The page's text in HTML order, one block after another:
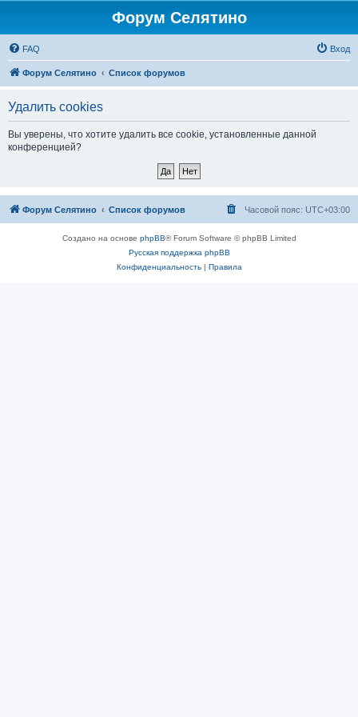
Форум Селятино
FAQ Вход
Форум Селятино Список форумов
Удалить cookies
Вы уверены, что хотите удалить все cookie, установленные данной
конференцией?
Форум Селятино Список форумов Часовой пояс: UTC+03:00
Создано на основе phpBB® Forum Software © phpBB Limited
Русская поддержка phpBB
Конфиденциальность| Правила